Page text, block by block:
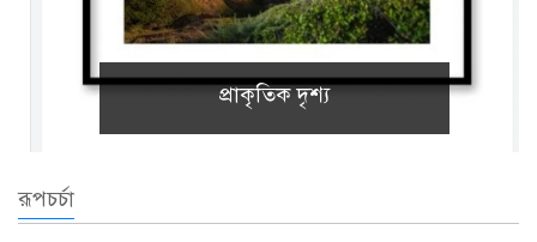
প্রাকৃতিক দৃশ্য
রূপচর্চা